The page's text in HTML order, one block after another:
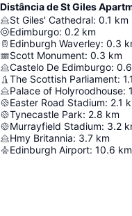
Distância de St Giles
St Giles' Cathedral: 0.1 km
Edimburgo: 0.2 km
Edinburgh Waverley: 0.3
Scott Monument: 0.3 km
Castelo De Edimburgo: 0.6
The Scottish Parliament: 1.1
Palace of Holyroodhouse:
Easter Road Stadium: 2.1
Tynecastle Park: 2.8 km
Murrayfield Stadium: 3.2
Hmy Britannia: 3.7 km
Edinburgh Airport: 10.6 km